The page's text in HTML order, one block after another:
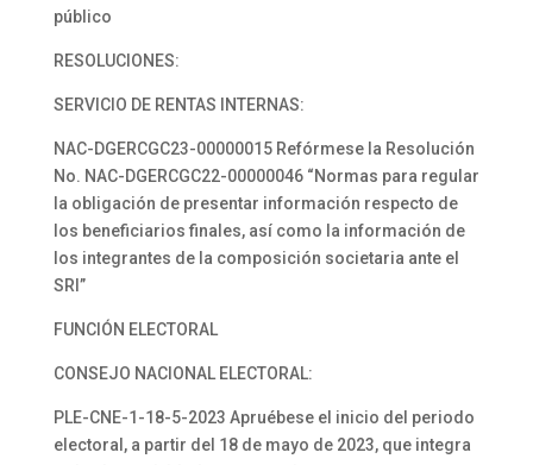
público
RESOLUCIONES:
SERVICIO DE RENTAS INTERNAS:
NAC-DGERCGC23-00000015 Refórmese la Resolución
No. NAC-DGERCGC22-00000046 “Normas para regular
la obligación de presentar información respecto de
los beneficiarios finales, así como la información de
los integrantes de la composición societaria ante el
SRI”
FUNCIÓN ELECTORAL
CONSEJO NACIONAL ELECTORAL:
PLE-CNE-1-18-5-2023 Apruébese el inicio del periodo
electoral, a partir del 18 de mayo de 2023, que integra